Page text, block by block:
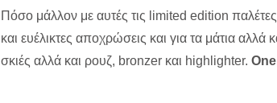
Πόσο μάλλον με αυτές τις limited edition
και ευέλικτες αποχρώσεις και για τα μάτια
σκιές αλλά και ρουζ, bronzer και highlighter.